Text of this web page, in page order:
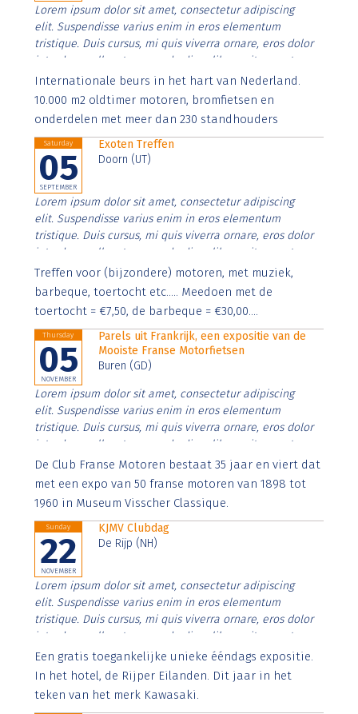
Lorem ipsum dolor sit amet, consectetur adipiscing
elit. Suspendisse varius enim in eros elementum
tristique. Duis cursus, mi quis viverra ornare, eros dolor
interdum nulla, ut commodo diam libero vitae erat.
Aenean faucibus nibh et justo cursus id rutrum lorem
imperdiet. Nunc ut sem vitae risus tristique posuere.
Internationale beurs in het hart van Nederland.
10.000 m2 oldtimer motoren, bromfietsen en
onderdelen met meer dan 230 standhouders
Saturday
05
SEPTEMBER
Exoten Treffen
Doorn (UT)
Lorem ipsum dolor sit amet, consectetur adipiscing
elit. Suspendisse varius enim in eros elementum
tristique. Duis cursus, mi quis viverra ornare, eros dolor
interdum nulla, ut commodo diam libero vitae erat.
Aenean faucibus nibh et justo cursus id rutrum lorem
imperdiet. Nunc ut sem vitae risus tristique posuere.
Treffen voor (bijzondere) motoren, met muziek,
barbeque, toertocht etc..... Meedoen met de
toertocht = €7,50, de barbeque = €30,00....
Thursday
05
NOVEMBER
Parels uit Frankrijk, een expositie van de
Mooiste Franse Motorfietsen
Buren (GD)
Lorem ipsum dolor sit amet, consectetur adipiscing
elit. Suspendisse varius enim in eros elementum
tristique. Duis cursus, mi quis viverra ornare, eros dolor
interdum nulla, ut commodo diam libero vitae erat.
Aenean faucibus nibh et justo cursus id rutrum lorem
imperdiet. Nunc ut sem vitae risus tristique posuere.
De Club Franse Motoren bestaat 35 jaar en viert dat
met een expo van 50 franse motoren van 1898 tot
1960 in Museum Visscher Classique.
Sunday
22
NOVEMBER
KJMV Clubdag
De Rijp (NH)
Lorem ipsum dolor sit amet, consectetur adipiscing
elit. Suspendisse varius enim in eros elementum
tristique. Duis cursus, mi quis viverra ornare, eros dolor
interdum nulla, ut commodo diam libero vitae erat.
Aenean faucibus nibh et justo cursus id rutrum lorem
imperdiet. Nunc ut sem vitae risus tristique posuere.
Een gratis toegankelijke unieke ééndags expositie.
In het hotel, de Rijper Eilanden. Dit jaar in het
teken van het merk Kawasaki.